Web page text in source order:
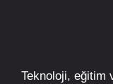
Teknoloji, eğitim